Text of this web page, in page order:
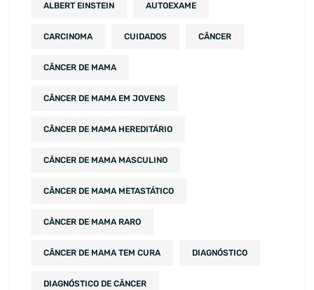
ALBERT EINSTEIN AUTOEXAME
CARCINOMA CUIDADOS CÂNCER
CÂNCER DE MAMA
CÂNCER DE MAMA EM JOVENS
CÂNCER DE MAMA HEREDITÁRIO
CÂNCER DE MAMA MASCULINO
CÂNCER DE MAMA METASTÁTICO
CÂNCER DE MAMA RARO
CÂNCER DE MAMA TEM CURA DIAGNÓSTICO
DIAGNÓSTICO DE CÂNCER